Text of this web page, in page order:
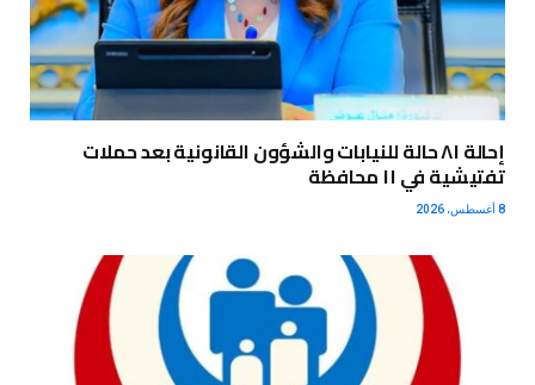
إحالة ٨١ حالة للنيابات والشؤون القانونية بعد حملات
تفتيشية في ١١ محافظة
8 أغسطس، 2026